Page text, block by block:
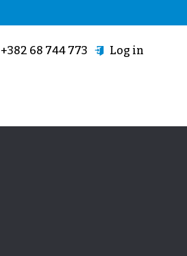
+382 68 744 773 Log in